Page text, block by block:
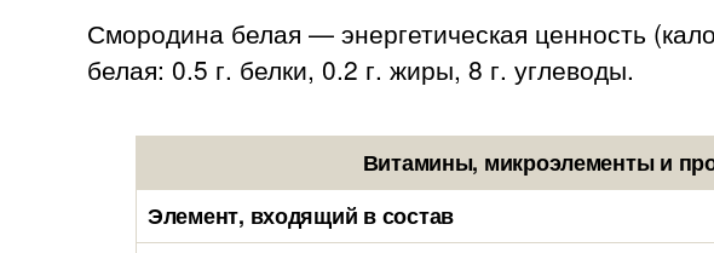
Смородина белая — энергетическая ценность
белая: 0.5 г. белки, 0.2 г. жиры, 8 г. углеводы.
Витамины, микроэлементы и
Элемент, входящий в состав